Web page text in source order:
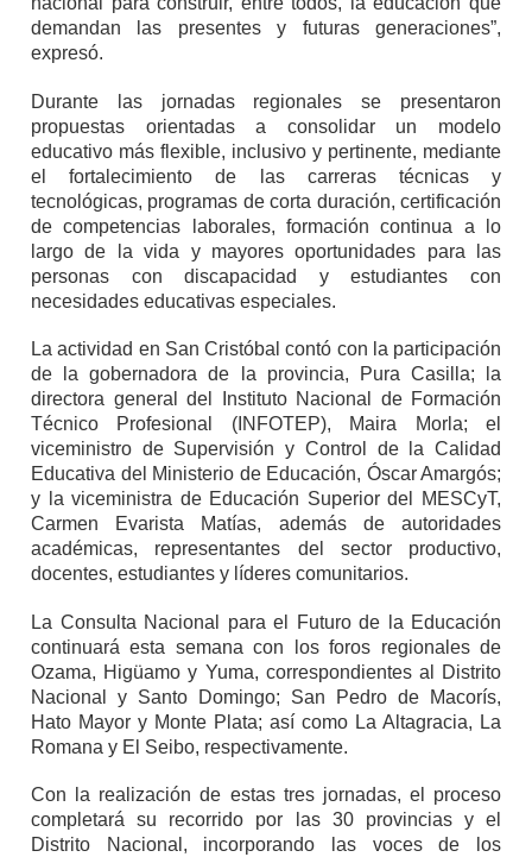
demandan las presentes y futuras generaciones”,
expresó.
Durante las jornadas regionales se presentaron
propuestas orientadas a consolidar un modelo
educativo más flexible, inclusivo y pertinente, mediante
el fortalecimiento de las carreras técnicas y
tecnológicas, programas de corta duración, certificación
de competencias laborales, formación continua a lo
largo de la vida y mayores oportunidades para las
personas con discapacidad y estudiantes con
necesidades educativas especiales.
La actividad en San Cristóbal contó con la participación
de la gobernadora de la provincia, Pura Casilla; la
directora general del Instituto Nacional de Formación
Técnico Profesional (INFOTEP), Maira Morla; el
viceministro de Supervisión y Control de la Calidad
Educativa del Ministerio de Educación, Óscar Amargós;
y la viceministra de Educación Superior del MESCyT,
Carmen Evarista Matías, además de autoridades
académicas, representantes del sector productivo,
docentes, estudiantes y líderes comunitarios.
La Consulta Nacional para el Futuro de la Educación
continuará esta semana con los foros regionales de
Ozama, Higüamo y Yuma, correspondientes al Distrito
Nacional y Santo Domingo; San Pedro de Macorís,
Hato Mayor y Monte Plata; así como La Altagracia, La
Romana y El Seibo, respectivamente.
Con la realización de estas tres jornadas, el proceso
completará su recorrido por las 30 provincias y el
Distrito Nacional, incorporando las voces de los